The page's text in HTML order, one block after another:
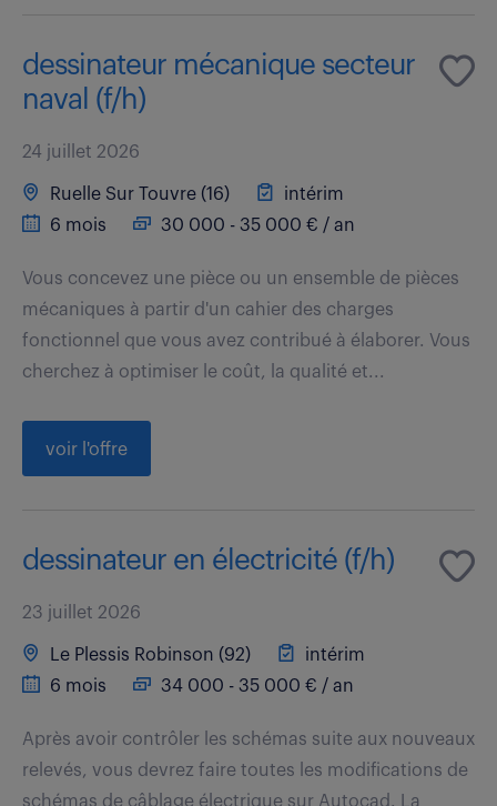
dessinateur mécanique secteur
naval (f/h)
24 juillet 2026
Ruelle Sur Touvre (16)
intérim
6 mois
30 000 - 35 000 € / an
Vous concevez une pièce ou un ensemble de pièces
mécaniques à partir d'un cahier des charges
fonctionnel que vous avez contribué à élaborer. Vous
cherchez à optimiser le coût, la qualité et...
voir l'offre
dessinateur en électricité (f/h)
23 juillet 2026
Le Plessis Robinson (92)
intérim
6 mois
34 000 - 35 000 € / an
Après avoir contrôler les schémas suite aux nouveaux
relevés, vous devrez faire toutes les modifications de
schémas de câblage électrique sur Autocad. La